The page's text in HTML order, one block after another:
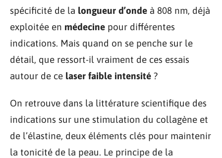
spécificité de la longueur d’onde à 808 nm, déjà
exploitée en médecine pour différentes
indications. Mais quand on se penche sur le
détail, que ressort-il vraiment de ces essais
autour de ce laser faible intensité ?
On retrouve dans la littérature scientifique des
indications sur une stimulation du collagène et
de l’élastine, deux éléments clés pour maintenir
la tonicité de la peau. Le principe de la